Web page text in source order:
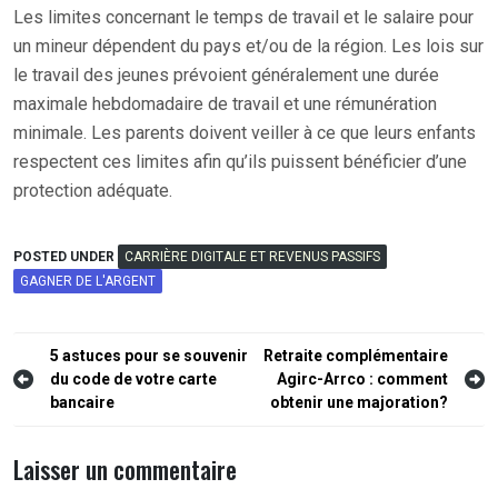
Les limites concernant le temps de travail et le salaire pour
un mineur dépendent du pays et/ou de la région. Les lois sur
le travail des jeunes prévoient généralement une durée
maximale hebdomadaire de travail et une rémunération
minimale. Les parents doivent veiller à ce que leurs enfants
respectent ces limites afin qu’ils puissent bénéficier d’une
protection adéquate.
POSTED UNDER
CARRIÈRE DIGITALE ET REVENUS PASSIFS
GAGNER DE L'ARGENT
Navigation
de
5 astuces pour se souvenir
du code de votre carte
bancaire
Retraite complémentaire
Agirc-Arrco : comment
obtenir une majoration?
Laisser un commentaire